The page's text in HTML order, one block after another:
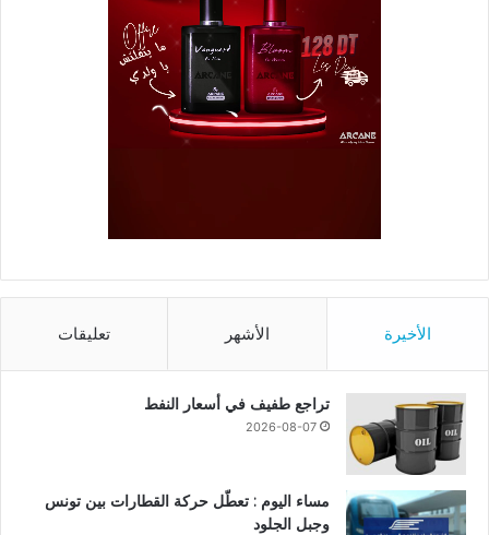
الأخيرة الأشهر تعليقات
تراجع طفيف في أسعار النفط
2026-08-07
مساء اليوم : تعطّل حركة القطارات بين تونس
وجبل الجلود